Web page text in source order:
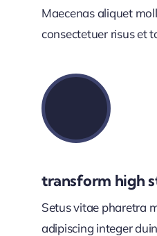
Maecenas aliquet
consectetuer risus et
transform high
Setus vitae pharetra
adipiscing integer